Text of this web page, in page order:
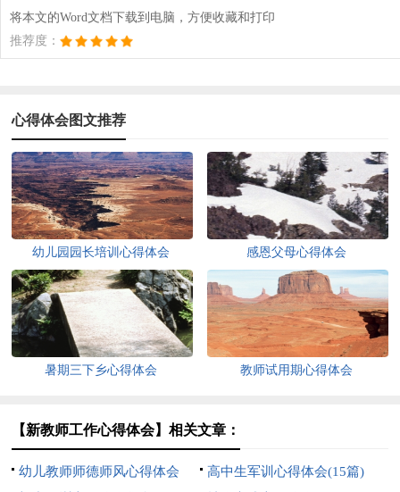
将本文的Word文档下载到电脑，方便收藏和打印
推荐度：
心得体会图文推荐
幼儿园园长培训心得体会 感恩父母心得体会
暑期三下乡心得体会 教师试用期心得体会
【新教师工作心得体会】相关文章：
幼儿教师师德师风心得体会
高中生军训心得体会(15篇)